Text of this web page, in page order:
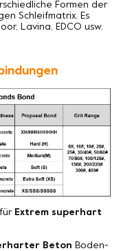
Formen der
Schleifmatrix. Es
Lavina, EDCO usw.
Extrem superhart
Beton Boden-